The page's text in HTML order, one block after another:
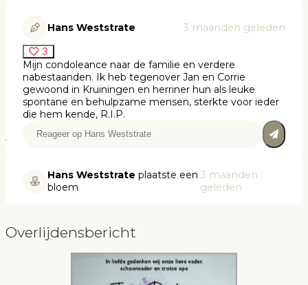
Hans Weststrate 3 maanden geleden
3
Mijn condoleance naar de familie en verdere
nabestaanden. Ik heb tegenover Jan en Corrie
gewoond in Kruiningen en herriner hun als leuke
spontane en behulpzame mensen, sterkte voor ieder
die hem kende, R.I.P.
Hans Weststrate plaatste een
bloem
3 maanden
geleden
Overlijdensbericht